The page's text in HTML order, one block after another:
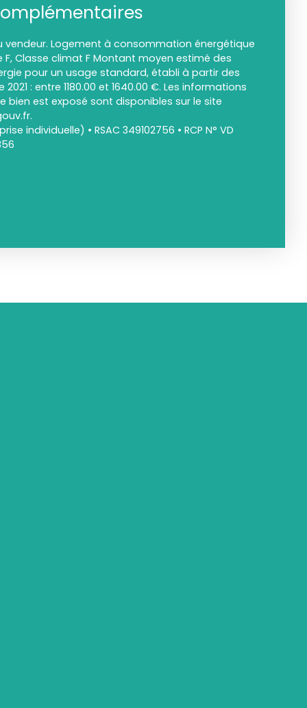
vendeur. Logement à consommation énergétique
F, Classe climat F Montant moyen estimé des
pour un usage standard, établi à partir des
: entre 1180.00 et 1640.00 €. Les informations
bien est exposé sont disponibles sur le site
individuelle) • RSAC 349102756 • RCP N° VD